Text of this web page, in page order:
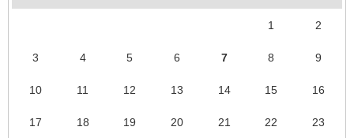
1 2
3 4 5 6 7 8 9
10 11 12 13 14 15 16
17 18 19 20 21 22 23